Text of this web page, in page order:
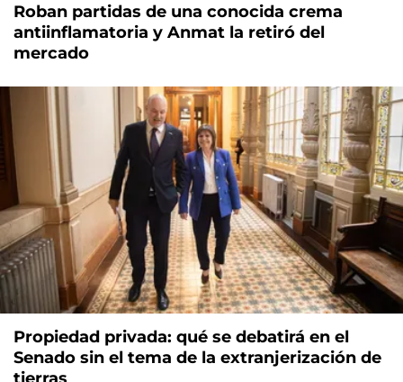
Roban partidas de una conocida crema
antiinflamatoria y Anmat la retiró del
mercado
Propiedad privada: qué se debatirá en el
Senado sin el tema de la extranjerización de